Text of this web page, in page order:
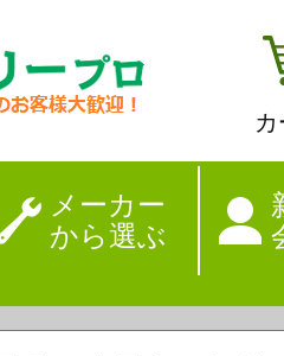
メーカー
から選ぶ